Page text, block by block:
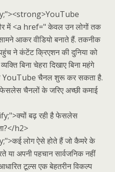
में <a href=" केवल उन लोगों तक
आकर वीडियो बनाते हैं. तकनीक
ने कंटेंट क्रिएशन की दुनिया को
बिना चेहरा दिखाए बिना महंगे
YouTube चैनल शुरू कर सकता है.
चैनलों के जरिए अच्छी कमाई
बढ़ रही है फेसलेस
h2>
लोग ऐसे होते हैं जो कैमरे के
अपनी पहचान सार्वजनिक नहीं
टूल्स एक बेहतरीन विकल्प